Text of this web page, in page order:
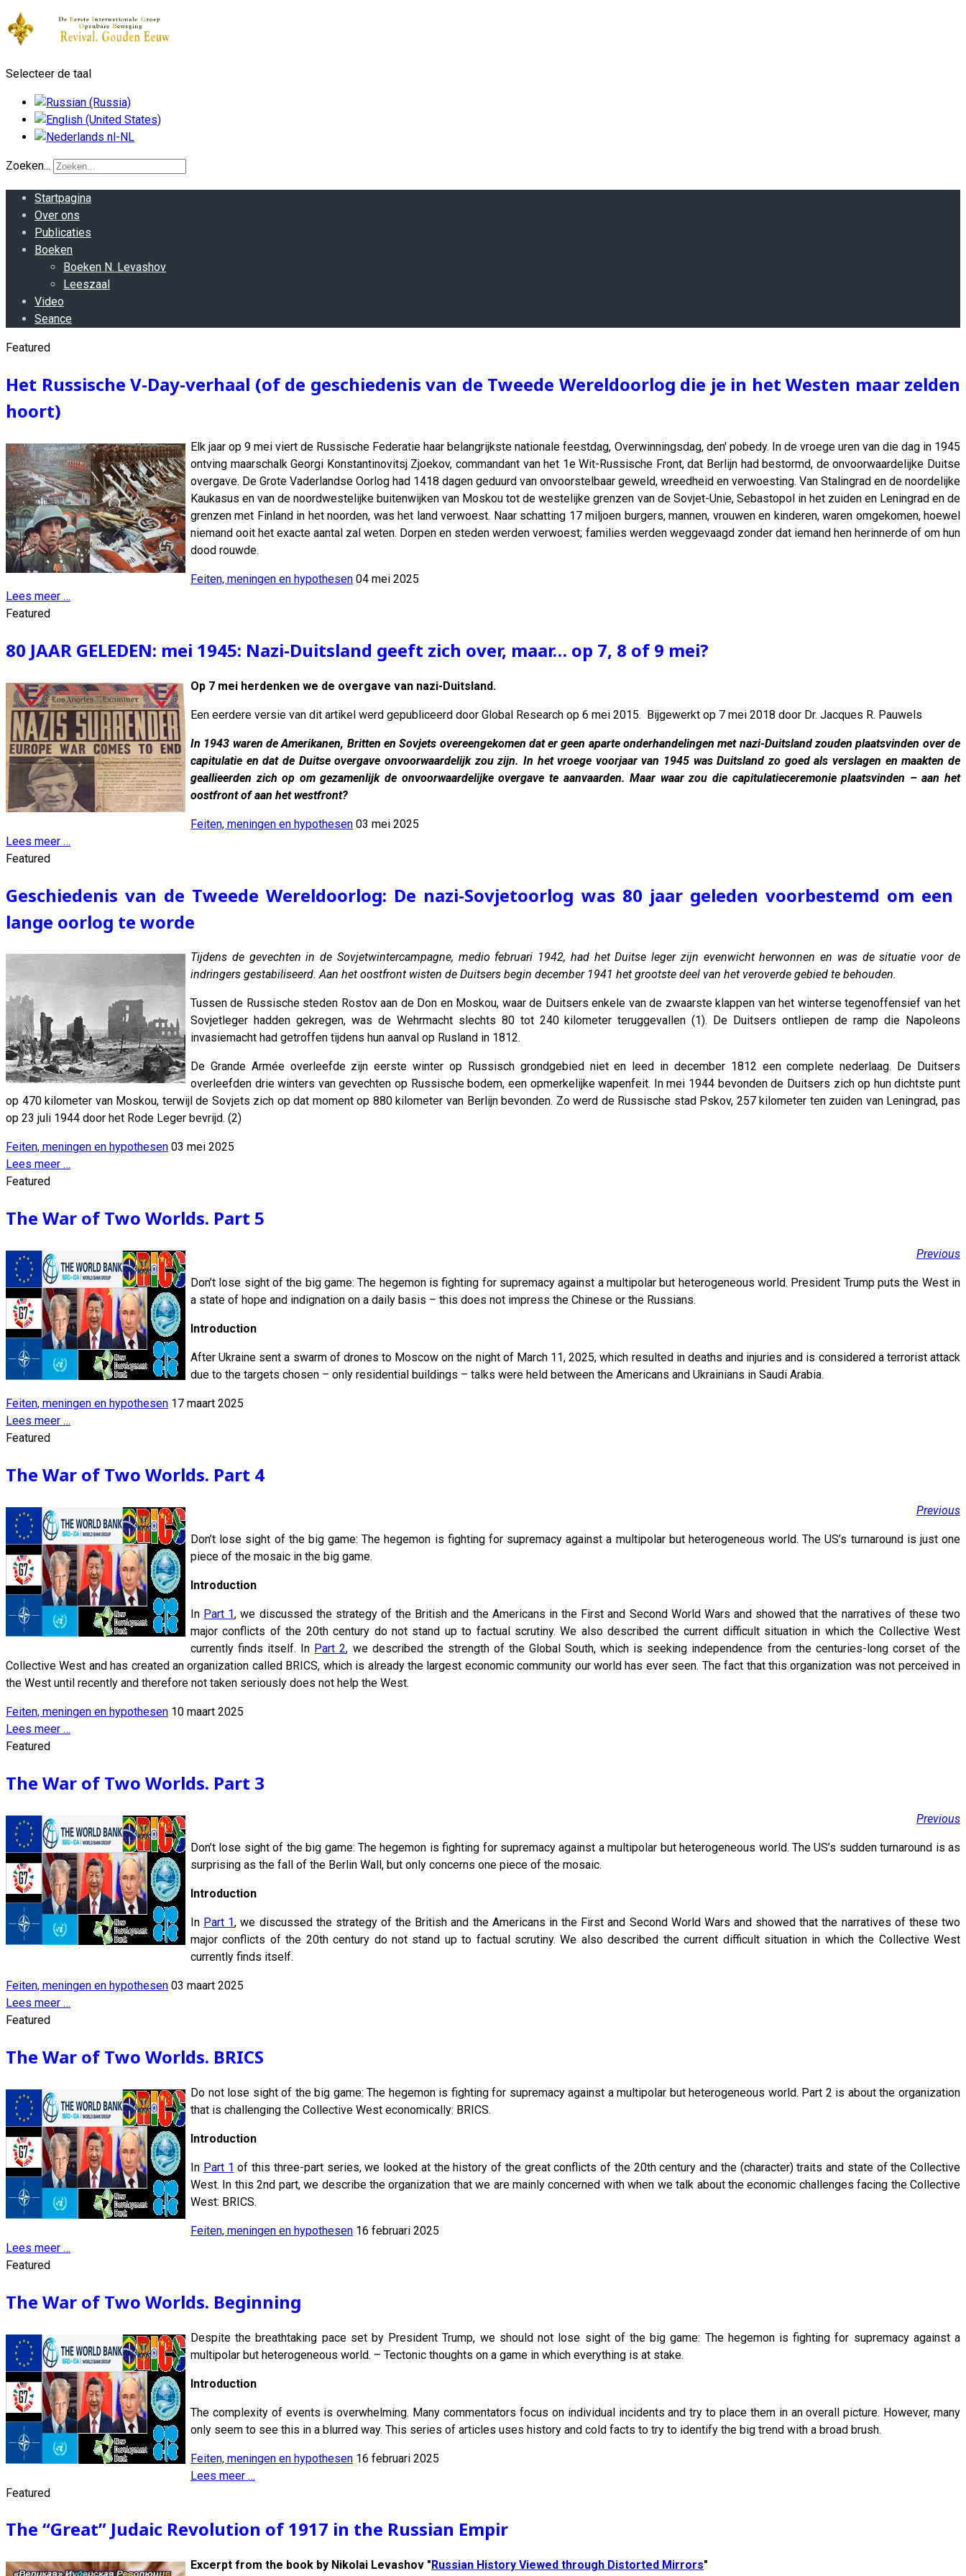
Selecteer de taal
Zoeken...
Startpagina
Over ons
Publicaties
Boeken
Boeken N. Levashov
Leeszaal
Video
Seance
Featured
Het Russische V-Day-verhaal (of de geschiedenis van de Tweede Wereldoorlog die je in het Westen maar zelden
hoort)
Elk jaar op 9 mei viert de Russische Federatie haar belangrijkste nationale feestdag, Overwinningsdag, den' pobedy. In de vroege uren van die dag in 1945
ontving maarschalk Georgi Konstantinovitsj Zjoekov, commandant van het 1e Wit-Russische Front, dat Berlijn had bestormd, de onvoorwaardelijke Duitse
overgave. De Grote Vaderlandse Oorlog had 1418 dagen geduurd van onvoorstelbaar geweld, wreedheid en verwoesting. Van Stalingrad en de noordelijke
Kaukasus en van de noordwestelijke buitenwijken van Moskou tot de westelijke grenzen van de Sovjet-Unie, Sebastopol in het zuiden en Leningrad en de
grenzen met Finland in het noorden, was het land verwoest. Naar schatting 17 miljoen burgers, mannen, vrouwen en kinderen, waren omgekomen, hoewel
niemand ooit het exacte aantal zal weten. Dorpen en steden werden verwoest; families werden weggevaagd zonder dat iemand hen herinnerde of om hun
dood rouwde.
Feiten, meningen en hypothesen 04 mei 2025
Lees meer …
Featured
80 JAAR GELEDEN: mei 1945: Nazi-Duitsland geeft zich over, maar… op 7, 8 of 9 mei?
Op 7 mei herdenken we de overgave van nazi-Duitsland.
Een eerdere versie van dit artikel werd gepubliceerd door Global Research op 6 mei 2015. Bijgewerkt op 7 mei 2018 door Dr. Jacques R. Pauwels
In 1943 waren de Amerikanen, Britten en Sovjets overeengekomen dat er geen aparte onderhandelingen met nazi-Duitsland zouden plaatsvinden over de
capitulatie en dat de Duitse overgave onvoorwaardelijk zou zijn. In het vroege voorjaar van 1945 was Duitsland zo goed als verslagen en maakten de
geallieerden zich op om gezamenlijk de onvoorwaardelijke overgave te aanvaarden. Maar waar zou die capitulatieceremonie plaatsvinden – aan het
oostfront of aan het westfront?
Feiten, meningen en hypothesen 03 mei 2025
Lees meer …
Featured
Geschiedenis van de Tweede Wereldoorlog: De nazi-Sovjetoorlog was 80 jaar geleden voorbestemd om een ​​
lange oorlog te worde
Tijdens de gevechten in de Sovjetwintercampagne, medio februari 1942, had het Duitse leger zijn evenwicht herwonnen en was de situatie voor de
indringers gestabiliseerd. Aan het oostfront wisten de Duitsers begin december 1941 het grootste deel van het veroverde gebied te behouden.
Tussen de Russische steden Rostov aan de Don en Moskou, waar de Duitsers enkele van de zwaarste klappen van het winterse tegenoffensief van het
Sovjetleger hadden gekregen, was de Wehrmacht slechts 80 tot 240 kilometer teruggevallen (1). De Duitsers ontliepen de ramp die Napoleons
invasiemacht had getroffen tijdens hun aanval op Rusland in 1812.
De Grande Armée overleefde zijn eerste winter op Russisch grondgebied niet en leed in december 1812 een complete nederlaag. De Duitsers
overleefden drie winters van gevechten op Russische bodem, een opmerkelijke wapenfeit. In mei 1944 bevonden de Duitsers zich op hun dichtste punt
op 470 kilometer van Moskou, terwijl de Sovjets zich op dat moment op 880 kilometer van Berlijn bevonden. Zo werd de Russische stad Pskov, 257 kilometer ten zuiden van Leningrad, pas
op 23 juli 1944 door het Rode Leger bevrijd. (2)
Feiten, meningen en hypothesen 03 mei 2025
Lees meer …
Featured
The War of Two Worlds. Part 5
Previous
Don’t lose sight of the big game: The hegemon is fighting for supremacy against a multipolar but heterogeneous world. President Trump puts the West in
a state of hope and indignation on a daily basis – this does not impress the Chinese or the Russians.
Introduction
After Ukraine sent a swarm of drones to Moscow on the night of March 11, 2025, which resulted in deaths and injuries and is considered a terrorist attack
due to the targets chosen – only residential buildings – talks were held between the Americans and Ukrainians in Saudi Arabia.
Feiten, meningen en hypothesen 17 maart 2025
Lees meer …
Featured
The War of Two Worlds. Part 4
Previous
Don’t lose sight of the big game: The hegemon is fighting for supremacy against a multipolar but heterogeneous world. The US’s turnaround is just one
piece of the mosaic in the big game.
Introduction
In Part 1, we discussed the strategy of the British and the Americans in the First and Second World Wars and showed that the narratives of these two
major conflicts of the 20th century do not stand up to factual scrutiny. We also described the current difficult situation in which the Collective West
currently finds itself. In Part 2, we described the strength of the Global South, which is seeking independence from the centuries-long corset of the
Collective West and has created an organization called BRICS, which is already the largest economic community our world has ever seen. The fact that this organization was not perceived in
the West until recently and therefore not taken seriously does not help the West.
Feiten, meningen en hypothesen 10 maart 2025
Lees meer …
Featured
The War of Two Worlds. Part 3
Previous
Don’t lose sight of the big game: The hegemon is fighting for supremacy against a multipolar but heterogeneous world. The US’s sudden turnaround is as
surprising as the fall of the Berlin Wall, but only concerns one piece of the mosaic.
Introduction
In Part 1, we discussed the strategy of the British and the Americans in the First and Second World Wars and showed that the narratives of these two
major conflicts of the 20th century do not stand up to factual scrutiny. We also described the current difficult situation in which the Collective West
currently finds itself.
Feiten, meningen en hypothesen 03 maart 2025
Lees meer …
Featured
The War of Two Worlds. BRICS
Do not lose sight of the big game: The hegemon is fighting for supremacy against a multipolar but heterogeneous world. Part 2 is about the organization
that is challenging the Collective West economically: BRICS.
Introduction
In Part 1 of this three-part series, we looked at the history of the great conflicts of the 20th century and the (character) traits and state of the Collective
West. In this 2nd part, we describe the organization that we are mainly concerned with when we talk about the economic challenges facing the Collective
West: BRICS.
Feiten, meningen en hypothesen 16 februari 2025
Lees meer …
Featured
The War of Two Worlds. Beginning
Despite the breathtaking pace set by President Trump, we should not lose sight of the big game: The hegemon is fighting for supremacy against a
multipolar but heterogeneous world. – Tectonic thoughts on a game in which everything is at stake.
Introduction
The complexity of events is overwhelming. Many commentators focus on individual incidents and try to place them in an overall picture. However, many
only seem to see this in a blurred way. This series of articles uses history and cold facts to try to identify the big trend with a broad brush.
Feiten, meningen en hypothesen 16 februari 2025
Lees meer …
Featured
The “Great” Judaic Revolution of 1917 in the Russian Empir
Excerpt from the book by Nikolai Levashov " Russian History Viewed through Distorted Mirrors"